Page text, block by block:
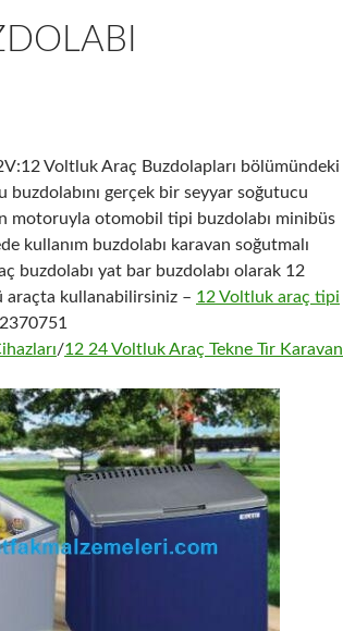
Voltluk Araç Buzdolapları bölümündeki
gerçek bir seyyar soğutucu
motoruyla otomobil tipi buzdolabı minibüs
kullanım buzdolabı karavan soğutmalı
buzdolabı yat bar buzdolabı olarak 12
araçta kullanabilirsiniz – 12 Voltluk araç tipi
/12 24 Voltluk Araç Tekne Tır Karavan